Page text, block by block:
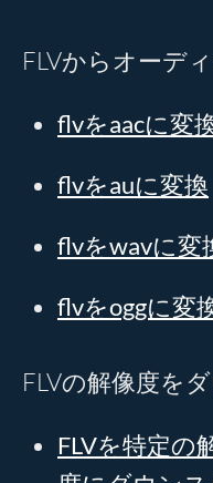
FLVからオーデ
flvをaacに変
flvをauに変換
flvをwavに変
flvをoggに変
FLVの解像度を
FLVを特定の